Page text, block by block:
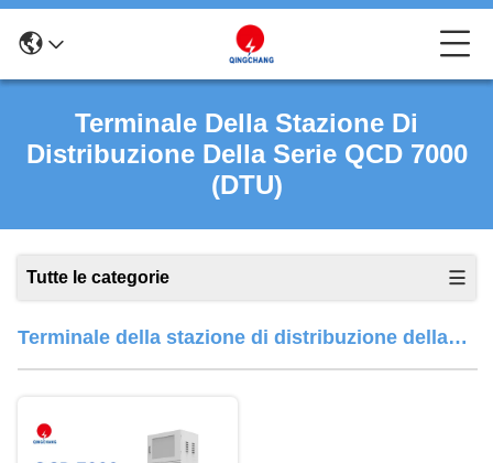
Terminale Della Stazione Di
Distribuzione Della Serie QCD 7000
(DTU)
Tutte le categorie
Terminale della stazione di distribuzione della
serie QCD 7000 (DTU)